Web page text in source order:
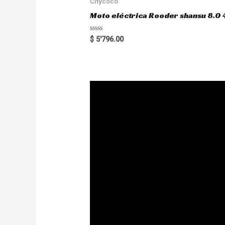
f
5
Moto eléctrica Rooder shansu
R
a
$5'796.00